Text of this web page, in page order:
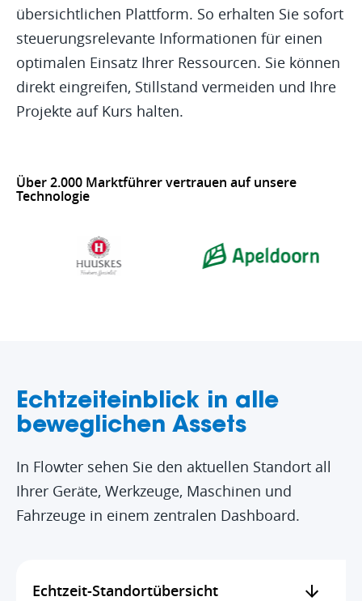
übersichtlichen Plattform. So erhalten Sie sofort
steuerungsrelevante Informationen für einen
optimalen Einsatz Ihrer Ressourcen. Sie können
direkt eingreifen, Stillstand vermeiden und Ihre
Projekte auf Kurs halten.
Über 2.000 Marktführer vertrauen auf unsere
Technologie
Echtzeiteinblick in alle
beweglichen Assets
In Flowter sehen Sie den aktuellen Standort all
Ihrer Geräte, Werkzeuge, Maschinen und
Fahrzeuge in einem zentralen Dashboard.
Echtzeit-Standortübersicht